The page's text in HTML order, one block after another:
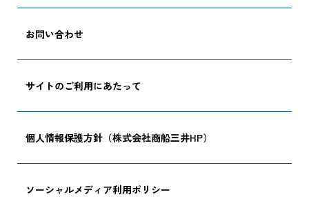
お問い合わせ
サイトのご利用にあたって
個人情報保護方針（株式会社商船三井HP）
ソーシャルメディア利用ポリシー